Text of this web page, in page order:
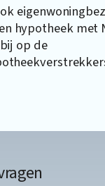
hypotheek met
op de